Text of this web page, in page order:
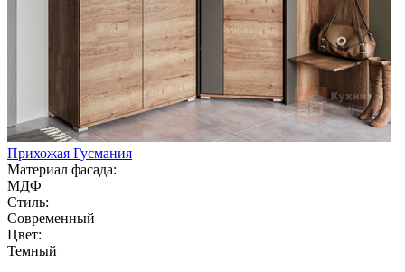
Прихожая Гусмания
Материал фасада:
МДФ
Стиль:
Современный
Цвет:
Темный